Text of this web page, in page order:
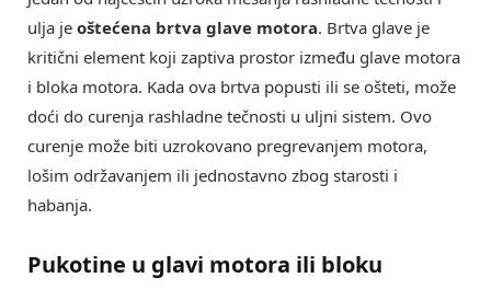
ulja je oštećena brtva glave motora. Brtva glave je
kritični element koji zaptiva prostor između glave motora
i bloka motora. Kada ova brtva popusti ili se ošteti, može
doći do curenja rashladne tečnosti u uljni sistem. Ovo
curenje može biti uzrokovano pregrevanjem motora,
lošim održavanjem ili jednostavno zbog starosti i
habanja.
Pukotine u glavi motora ili bloku